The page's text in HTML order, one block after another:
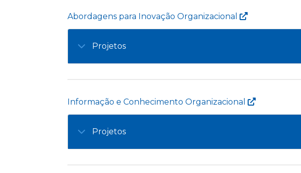
Abordagens para Inovação Organizacional
Projetos
Informação e Conhecimento Organizacional
Projetos